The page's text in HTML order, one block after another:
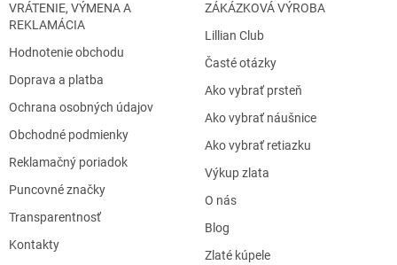
VRÁTENIE, VÝMENA A
REKLAMÁCIA
Hodnotenie obchodu
Doprava a platba
Ochrana osobných údajov
Obchodné podmienky
Reklamačný poriadok
Puncovné značky
Transparentnosť
Kontakty
ZÁKÁZKOVÁ VÝROBA
Lillian Club
Časté otázky
Ako vybrať prsteň
Ako vybrať náušnice
Ako vybrať retiazku
Výkup zlata
O nás
Blog
Zlaté kúpele